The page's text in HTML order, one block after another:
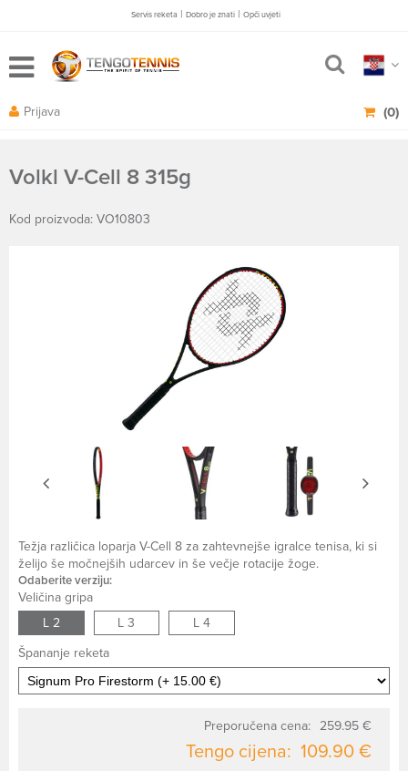
Servis reketa | Dobro je znati | Opči uvjeti
(0)
Prijava
Volkl V-Cell 8 315g
Kod proizvoda: VO10803
Težja različica loparja V-Cell 8 za zahtevnejše igralce tenisa, ki si
želijo še močnejših udarcev in še večje rotacije žoge.
Odaberite verziju:
Veličina gripa
L 2
L 3
L 4
Špananje reketa
Preporučena cena: 259.95 €
Tengo cijena: 109.90 €